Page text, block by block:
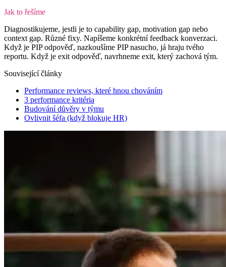
Jak to řešíme
Diagnostikujeme, jestli je to capability gap, motivation gap nebo
context gap. Různé fixy. Napíšeme konkrétní feedback konverzaci.
Když je PIP odpověď, nazkoušíme PIP nasucho, já hraju tvého
reportu. Když je exit odpověď, navrhneme exit, který zachová tým.
Související články
Performance reviews, které hnou chováním
3 performance kritéria
Budování důvěry v týmu
Ovlivnit šéfa (když blokuje HR)